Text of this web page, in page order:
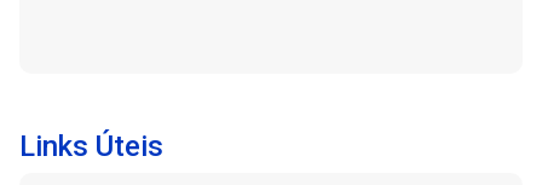
Links Úteis